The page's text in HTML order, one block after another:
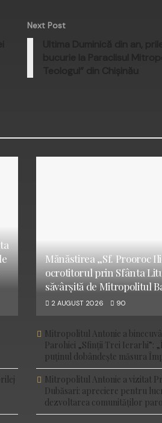
Next Post
Mănăstirea „Sf. Prooroc
ocrotitorul prin Sfânta
săvârșită de Mitropolitul
2 AUGUST 2026 90
Mitropolitul Antonie a
Parohiei „Sfinții Trei Ierarhi”:
puținul dobândește măsura
Mitropolitul Antonie a vizitat
Dubăsari: apreciere pentru
dezvoltarea comunităților